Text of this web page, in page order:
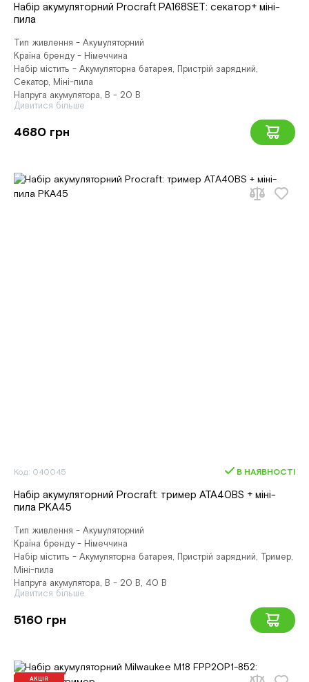
Набір акумуляторний Procraft PA168SET: секатор+ міні-
пила
Тип живлення - Акумуляторний
Країна бренду - Німеччина
Набір містить - Акумуляторна батарея, Пристрій зарядний,
Секатор, Міні-пила
Напруга акумулятора, В - 20 В
Дивитися більше
4680 грн
Код: 040045 В НАЯВНОСТІ
Набір акумуляторний Procraft: тример ATA40BS + міні-
пила PKA45
Тип живлення - Акумуляторний
Країна бренду - Німеччина
Набір містить - Акумуляторна батарея, Пристрій зарядний, Тример,
Міні-пила
Напруга акумулятора, В - 20 В, 40 В
Дивитися більше
5160 грн
АКЦІЯ